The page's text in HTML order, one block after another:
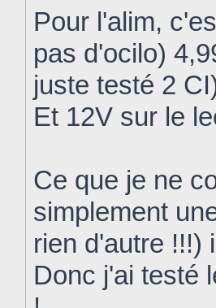
Pour l'alim,
pas d'ocilo)
juste testé 2
Et 12V sur le
Ce que je ne
simplement
rien d'autre !!!)
Donc j'ai testé